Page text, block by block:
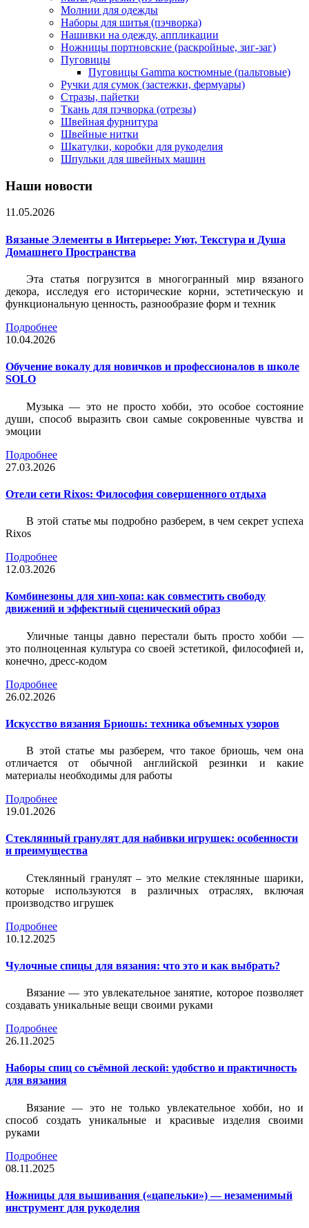
Молнии для одежды
Наборы для шитья (пэчворка)
Нашивки на одежду, аппликации
Ножницы портновские (раскройные, зиг-заг)
Пуговицы
Пуговицы Gamma костюмные (пальтовые)
Ручки для сумок (застежки, фермуары)
Стразы, пайетки
Ткань для пэчворка (отрезы)
Швейная фурнитура
Швейные нитки
Шкатулки, коробки для рукоделия
Шпульки для швейных машин
Наши новости
11.05.2026
Вязаные Элементы в Интерьере: Уют, Текстура и Душа
Домашнего Пространства
Эта статья погрузится в многогранный мир вязаного
декора, исследуя его исторические корни, эстетическую и
функциональную ценность, разнообразие форм и техник
Подробнее
10.04.2026
Обучение вокалу для новичков и профессионалов в школе
SOLO
Музыка — это не просто хобби, это особое состояние
души, способ выразить свои самые сокровенные чувства и
эмоции
Подробнее
27.03.2026
Отели сети Rixos: Философия совершенного отдыха
В этой статье мы подробно разберем, в чем секрет успеха
Rixos
Подробнее
12.03.2026
Комбинезоны для хип-хопа: как совместить свободу
движений и эффектный сценический образ
Уличные танцы давно перестали быть просто хобби —
это полноценная культура со своей эстетикой, философией и,
конечно, дресс-кодом
Подробнее
26.02.2026
Искусство вязания Бриошь: техника объемных узоров
В этой статье мы разберем, что такое бриошь, чем она
отличается от обычной английской резинки и какие
материалы необходимы для работы
Подробнее
19.01.2026
Стеклянный гранулят для набивки игрушек: особенности
и преимущества
Стеклянный гранулят – это мелкие стеклянные шарики,
которые используются в различных отраслях, включая
производство игрушек
Подробнее
10.12.2025
Чулочные спицы для вязания: что это и как выбрать?
Вязание — это увлекательное занятие, которое позволяет
создавать уникальные вещи своими руками
Подробнее
26.11.2025
Наборы спиц со съёмной леской: удобство и практичность
для вязания
Вязание — это не только увлекательное хобби, но и
способ создать уникальные и красивые изделия своими
руками
Подробнее
08.11.2025
Ножницы для вышивания («цапельки») — незаменимый
инструмент для рукоделия